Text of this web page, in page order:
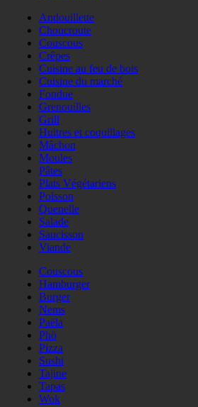
Andouillette
Choucroute
Couscous
Crêpes
Cuisine au feu de bois
Cuisine du marché
Fondue
Grenouilles
Grill
Huitres et coquillages
Mâchon
Moules
Pâtes
Plats Végétariens
Poisson
Quenelle
Salade
Saucisson
Viande
Couscous
Hamburger
Burger
Nems
Paëla
Phö
Pizza
Sushi
Tajine
Tapas
Wok